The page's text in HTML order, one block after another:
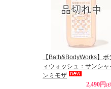
【Bath&BodyWorks】ボ
ィウォッシュ：サンシャ
ンミモザ
2,490円(